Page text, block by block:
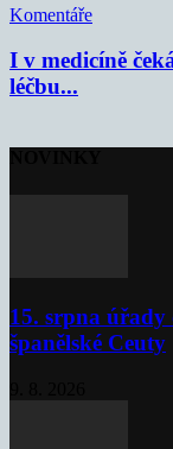
Komentáře
I v medicíně
léčbu...
15. srpna
španělské Ceuty